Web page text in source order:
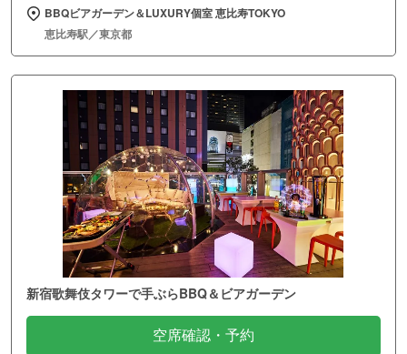
BBQビアガーデン＆LUXURY個室 恵比寿TOKYO
恵比寿駅／東京都
新宿歌舞伎タワーで手ぶらBBQ＆ビアガーデン
空席確認・予約